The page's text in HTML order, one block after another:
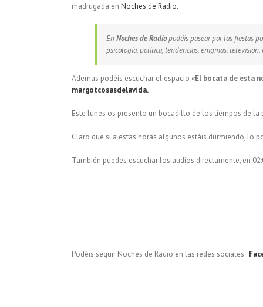
madrugada en Noches de Radio.
EnNoches de Radiopodéis pasear por las fiestas
psicología, política, tendencias, enigmas, televisión,
Ademas podéis escuchar el espacio «El bocata de esta
margotcosasdelavida.
Este lunes os presento un bocadillo de los tiempos de
Claro que si a estas horas algunos estáis durmiendo, lo
También puedes escuchar los audios directamente, en
Podéis seguir Noches de Radio en las redes sociales: